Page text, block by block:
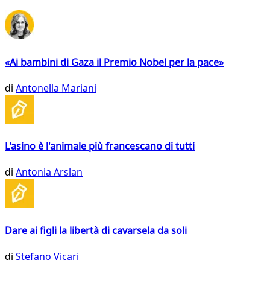
«Ai bambini di Gaza il Premio Nobel per la pace»
di Antonella Mariani
L'asino è l'animale più francescano di tutti
di Antonia Arslan
Dare ai figli la libertà di cavarsela da soli
di Stefano Vicari